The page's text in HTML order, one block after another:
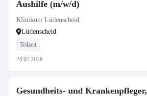
Aushilfe (m/w/d)
Klinikum Lüdenscheid
Lüdenscheid
Teilzeit
24.07.2026
Gesundheits- und Krankenpfleger,